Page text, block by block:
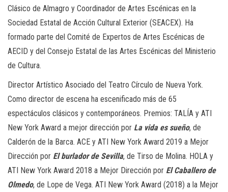
Clásico de Almagro y Coordinador de Artes Escénicas en la
Sociedad Estatal de Acción Cultural Exterior (SEACEX). Ha
formado parte del Comité de Expertos de Artes Escénicas de
AECID y del Consejo Estatal de las Artes Escénicas del Ministerio
de Cultura.
Director Artístico Asociado del Teatro Círculo de Nueva York.
Como director de escena ha escenificado más de 65
espectáculos clásicos y contemporáneos. Premios: TALÍA y ATI
New York Award a mejor dirección por La vida es sueño, de
Calderón de la Barca. ACE y ATI New York Award 2019 a Mejor
Dirección por El burlador de Sevilla, de Tirso de Molina. HOLA y
ATI New York Award 2018 a Mejor Dirección por El Caballero de
Olmedo, de Lope de Vega. ATI New York Award (2018) a la Mejor